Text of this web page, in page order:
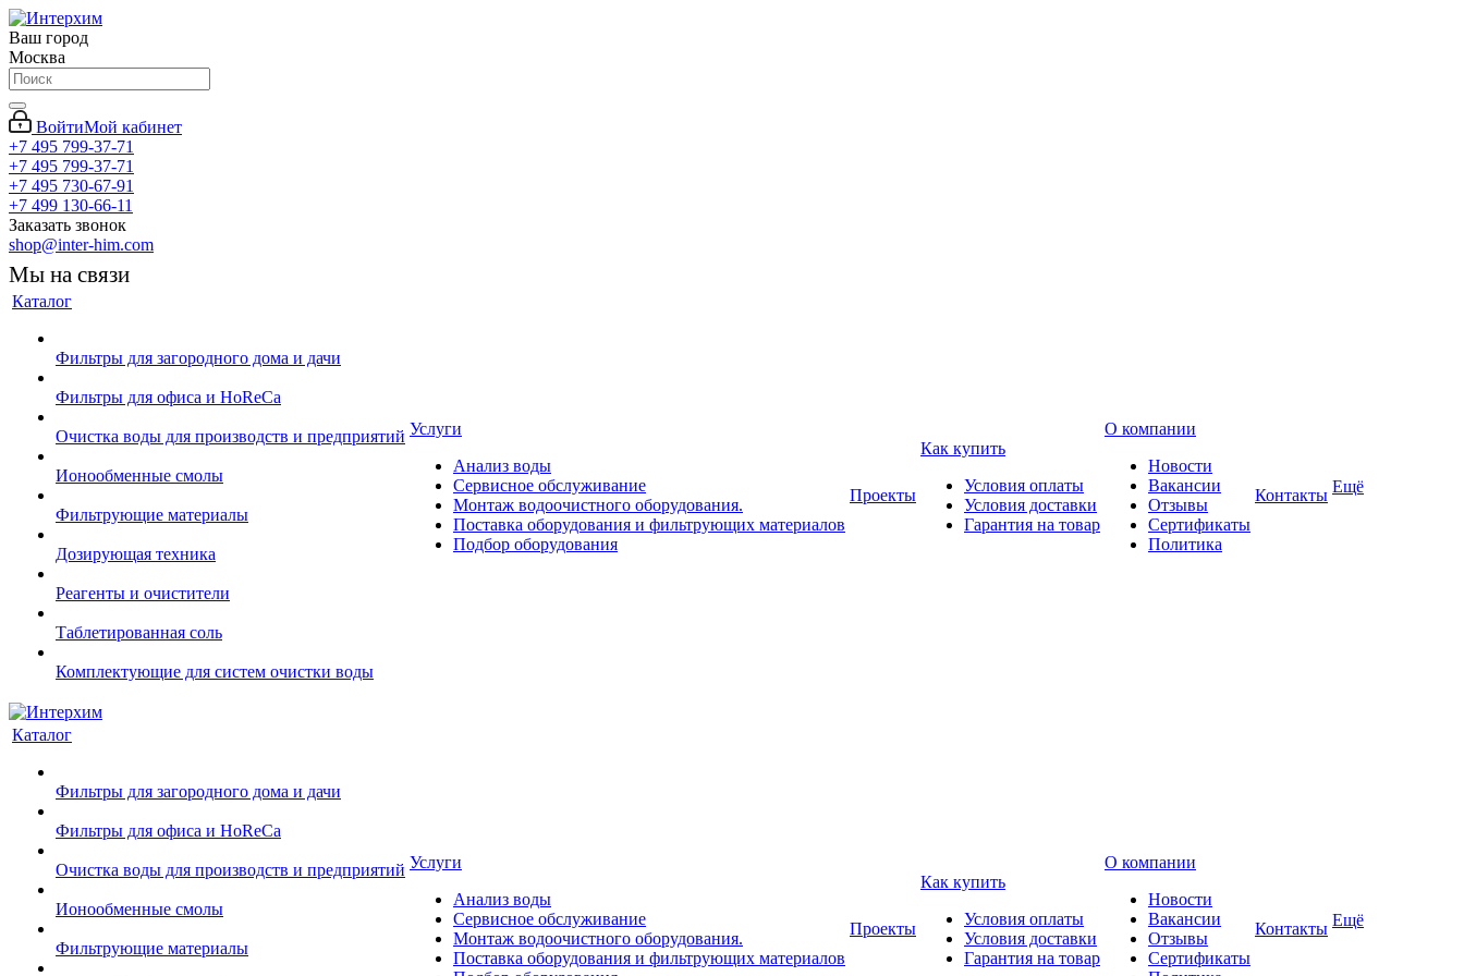
Ваш город
Москва
ВойтиМой кабинет
+7 495 799-37-71
+7 495 799-37-71
+7 495 730-67-91
+7 499 130-66-11
Заказать звонок
shop@inter-him.com
Мы на связи
Каталог
Фильтры для загородного дома и дачи
Фильтры для офиса и HoReCa
Очистка воды для производств и предприятий
Ионообменные смолы
Фильтрующие материалы
Дозирующая техника
Реагенты и очистители
Таблетированная соль
Комплектующие для систем очистки воды
Услуги
Анализ воды
Сервисное обслуживание
Монтаж водоочистного оборудования.
Поставка оборудования и фильтрующих материалов
Подбор оборудования
Проекты
Как купить
Условия оплаты
Условия доставки
Гарантия на товар
О компании
Новости
Вакансии
Отзывы
Сертификаты
Политика
Контакты Ещё
Каталог
Фильтры для загородного дома и дачи
Фильтры для офиса и HoReCa
Очистка воды для производств и предприятий
Ионообменные смолы
Фильтрующие материалы
Услуги
Анализ воды
Сервисное обслуживание
Монтаж водоочистного оборудования.
Поставка оборудования и фильтрующих материалов
Проекты
Как купить
Условия оплаты
Условия доставки
Гарантия на товар
О компании
Новости
Вакансии
Отзывы
Сертификаты
Контакты Ещё